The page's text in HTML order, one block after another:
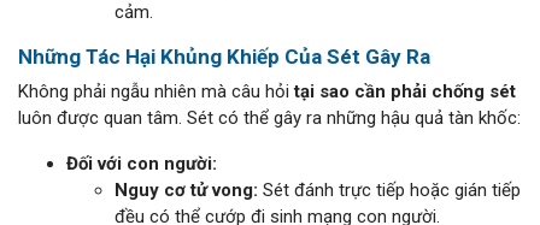
cảm.
Những Tác Hại Khủng Khiếp Của Sét Gây Ra
Không phải ngẫu nhiên mà câu hỏitại sao cần phải chống sét
luôn được quan tâm. Sét có thể gây ra những hậu quả tàn khốc:
Đối với con người:
Nguy cơ tử vong: Sét đánh trực tiếp hoặc gián tiếp
đều có thể cướp đi sinh mạng con người.